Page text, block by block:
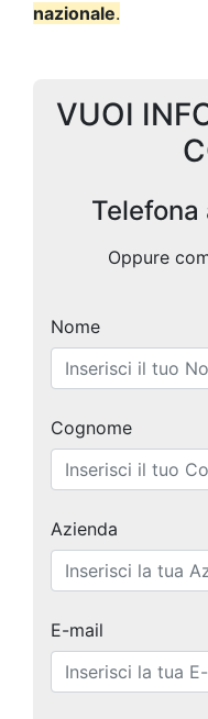
nazionale.
VUOI
Telefona
Oppure
Nome
Cognome
Azienda
E-mail